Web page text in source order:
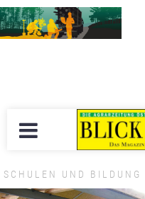
SCHULEN UND BILDUNG